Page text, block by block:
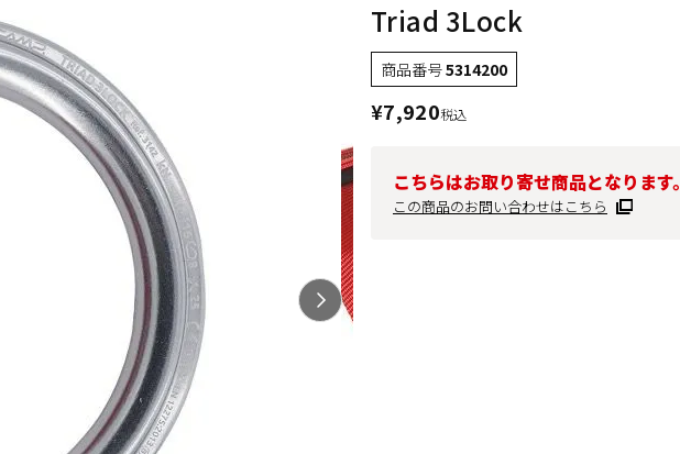
Triad 3Lock
商品番号5314200
¥7,920税込
こちらはお取り寄せ商品となります。
この商品のお問い合わせはこちら